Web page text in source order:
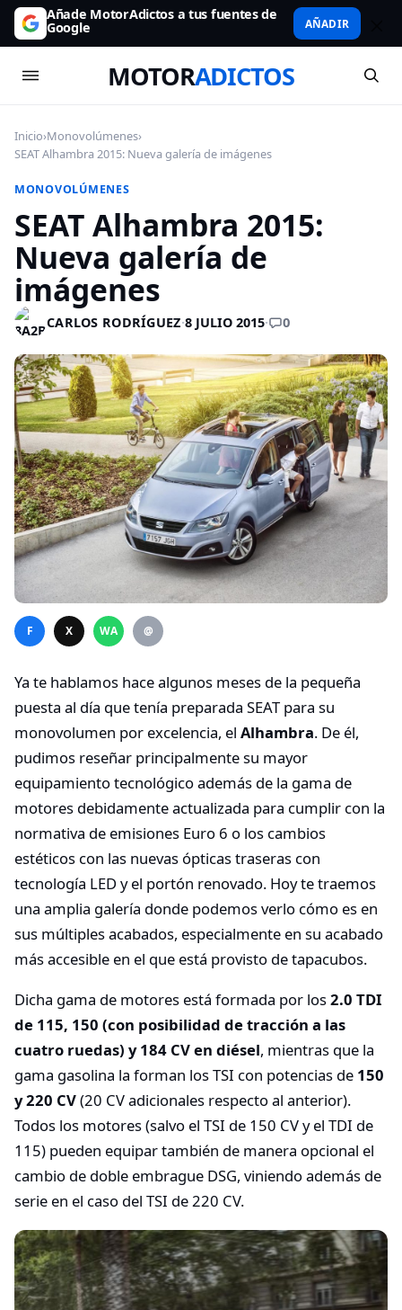
Añade MotorAdictos a tus fuentes de
Google AÑADIR
MOTORADICTOS
Inicio›Monovolúmenes›
SEAT Alhambra 2015: Nueva galería de imágenes
MONOVOLÚMENES
SEAT Alhambra 2015:
Nueva galería de
imágenes
CARLOS RODRÍGUEZ·8 JULIO 2015· 0
F X WA @
Ya te hablamos hace algunos meses de la pequeña
puesta al día que tenía preparada SEAT para su
monovolumen por excelencia, el Alhambra. De él,
pudimos reseñar principalmente su mayor
equipamiento tecnológico además de la gama de
motores debidamente actualizada para cumplir con la
normativa de emisiones Euro 6 o los cambios
estéticos con las nuevas ópticas traseras con
tecnología LED y el portón renovado. Hoy te traemos
una amplia galería donde podemos verlo cómo es en
sus múltiples acabados, especialmente en su acabado
más accesible en el que está provisto de tapacubos.
Dicha gama de motores está formada por los2.0 TDI
de 115, 150 (con posibilidad de tracción a las
cuatro ruedas) y 184 CV en diésel, mientras que la
gama gasolina la forman los TSI con potencias de 150
y 220 CV(20 CV adicionales respecto al anterior).
Todos los motores (salvo el TSI de 150 CV y el TDI de
115) pueden equipar también de manera opcional el
cambio de doble embrague DSG, viniendo además de
serie en el caso del TSI de 220 CV.